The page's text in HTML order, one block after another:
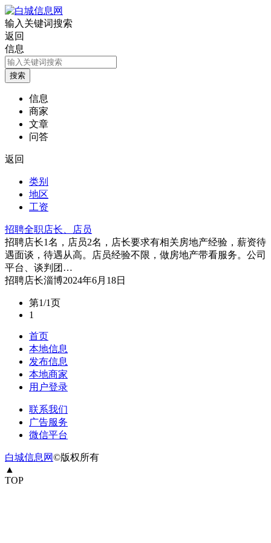
输入关键词搜索
返回
信息
信息
商家
文章
问答
返回
类别
地区
工资
招聘全职店长、店员
招聘店长1名，店员2名，店长要求有相关房地产经验，薪资待
遇面谈，待遇从高。店员经验不限，做房地产带看服务。公司
平台、谈判团…
招聘店长淄博2024年6月18日
第1/1页
1
首页
本地信息
发布信息
本地商家
用户登录
联系我们
广告服务
微信平台
白城信息网©版权所有
▲
TOP